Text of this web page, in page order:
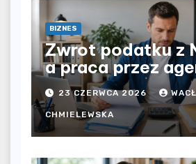
BIZNES
Zwrot podatku z
a praca przez
bezpośrednio u
pracodawcy – jak
rozliczyć oba
dochodu?
23 CZERWCA 2026
CHMIELEWSKA